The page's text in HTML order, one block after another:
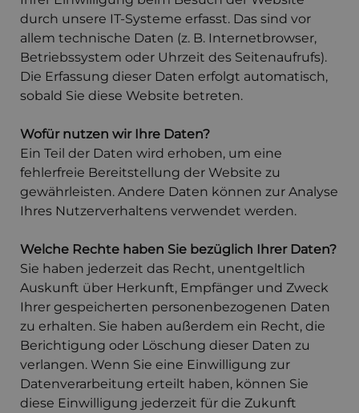
durch unsere IT-Systeme erfasst. Das sind vor
allem technische Daten (z. B. Internetbrowser,
Betriebssystem oder Uhrzeit des Seitenaufrufs).
Die Erfassung dieser Daten erfolgt automatisch,
sobald Sie diese Website betreten.
Wofür nutzen wir Ihre Daten?
Ein Teil der Daten wird erhoben, um eine
fehlerfreie Bereitstellung der Website zu
gewährleisten. Andere Daten können zur Analyse
Ihres Nutzerverhaltens verwendet werden.
Welche Rechte haben Sie bezüglich Ihrer Daten?
Sie haben jederzeit das Recht, unentgeltlich
Auskunft über Herkunft, Empfänger und Zweck
Ihrer gespeicherten personenbezogenen Daten
zu erhalten. Sie haben außerdem ein Recht, die
Berichtigung oder Löschung dieser Daten zu
verlangen. Wenn Sie eine Einwilligung zur
Datenverarbeitung erteilt haben, können Sie
diese Einwilligung jederzeit für die Zukunft